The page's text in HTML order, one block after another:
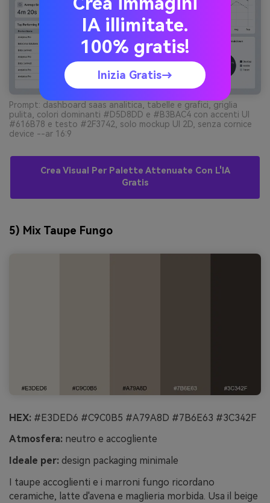
Prompt: dashboard saas analitica, tabelle e grafici, griglia
pulita, colori dominanti #D5D8DD e #B3BAC4 con accenti UI
#616B78 e testo #2F3742, solo mockup UI 2D, senza cornice
device --ar 16:9
Crea Visual Per Palette Attenuate Con L'IA
Gratis
5) Mix Taupe Fungo
HEX: #E3DED6 #C9C0B5 #A79A8D #7B6E63 #3C342F
Atmosfera: neutro e accogliente
Ideale per: design packaging minimale
I taupe accoglienti e i marroni fungo ricordano
ceramiche, latte d'avena e maglieria morbida. Usa il beige
IA illimitate.
100% gratis!
Inizia Gratis→